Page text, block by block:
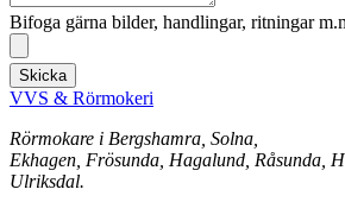
Bifoga gärna bilder, handlingar, ritningar
Skicka
VVS & Rörmokeri
Rörmokare i Bergshamra, Solna,
Ekhagen, Frösunda, Hagalund, Råsunda,
Ulriksdal.